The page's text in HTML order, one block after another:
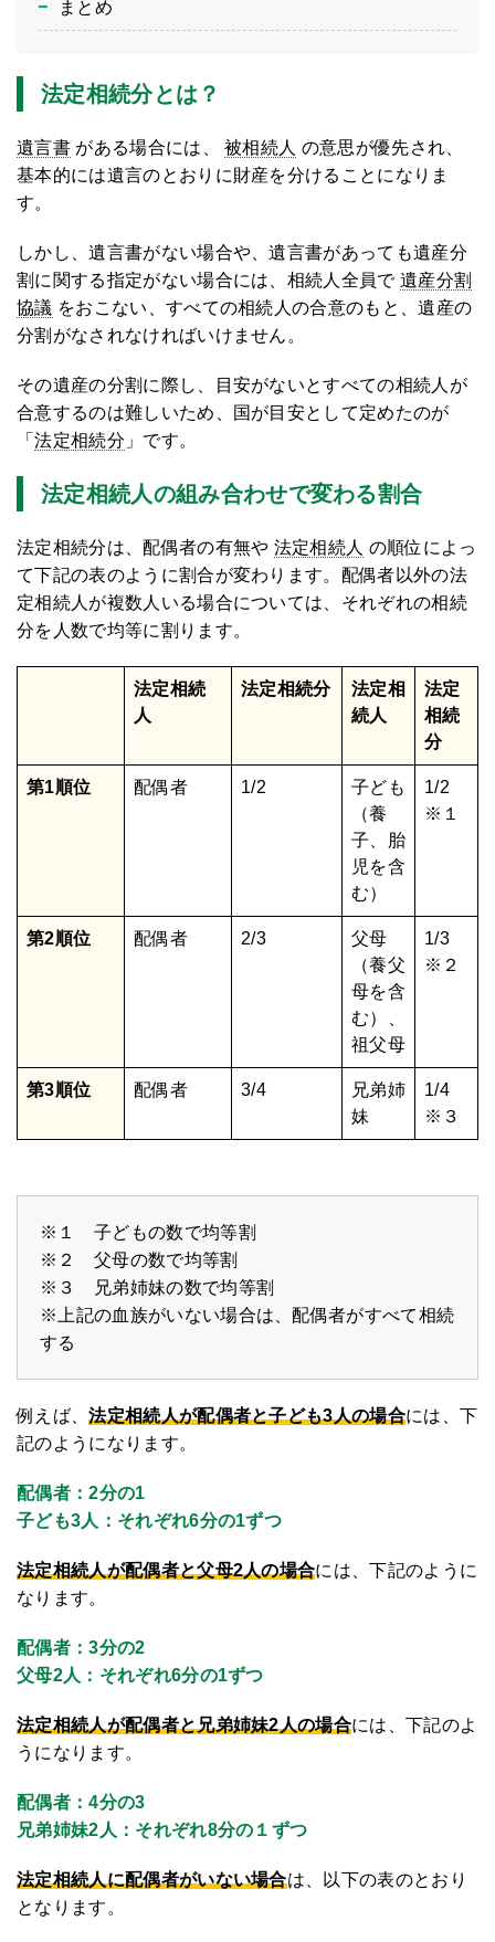
まとめ
法定相続分とは？
遺言書がある場合には、被相続人 の意思が優先され、
基本的には遺言のとおりに財産を分けることになりま
す。
しかし、遺言書がない場合や、遺言書があっても遺産分
割に関する指定がない場合には、相続人全員で遺産分割
協議 をおこない、すべての相続人の合意のもと、遺産の
分割がなされなければいけません。
その遺産の分割に際し、目安がないとすべての相続人が
合意するのは難しいため、国が目安として定めたのが
「法定相続分 」です。
法定相続人の組み合わせで変わる割合
法定相続分は、配偶者の有無や 法定相続人 の順位によっ
て下記の表のように割合が変わります。配偶者以外の法
定相続人が複数人いる場合については、それぞれの相続
分を人数で均等に割ります。
法定相続
人
法定相続分
法定相
続人
法定
相続
分
第1順位 配偶者 1/2
子ども
（養
子、胎
児を含
む）
1/2
※１
第2順位 配偶者 2/3
父母
（養父
母を含
む）、
祖父母
1/3
※２
第3順位 配偶者 3/4
兄弟姉
妹
1/4
※３
※１ 子どもの数で均等割
※２ 父母の数で均等割
※３ 兄弟姉妹の数で均等割
※上記の血族がいない場合は、配偶者がすべて相続
する
例えば、法定相続人が配偶者と子ども3人の場合には、下
記のようになります。
配偶者：2分の1
子ども3人：それぞれ6分の1ずつ
法定相続人が配偶者と父母2人の場合には、下記のように
なります。
配偶者：3分の2
父母2人：それぞれ6分の1ずつ
法定相続人が配偶者と兄弟姉妹2人の場合には、下記のよ
うになります。
配偶者：4分の3
兄弟姉妹2人：それぞれ8分の１ずつ
法定相続人に配偶者がいない場合は、以下の表のとおり
となります。